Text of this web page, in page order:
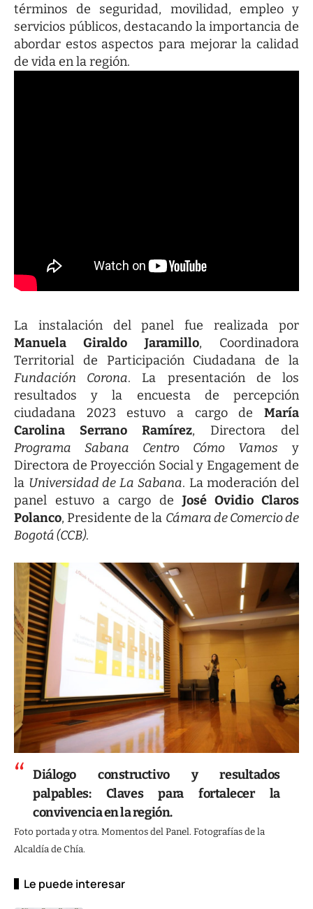
términos de seguridad, movilidad, empleo y
servicios públicos, destacando la importancia de
abordar estos aspectos para mejorar la calidad
de vida en la región.
La instalación del panel fue realizada por
Manuela Giraldo Jaramillo, Coordinadora
Territorial de Participación Ciudadana de la
Fundación Corona. La presentación de los
resultados y la encuesta de percepción
ciudadana 2023 estuvo a cargo de María
Carolina Serrano Ramírez, Directora del
Programa Sabana Centro Cómo Vamos y
Directora de Proyección Social y Engagement de
la Universidad de La Sabana. La moderación del
panel estuvo a cargo de José Ovidio Claros
Polanco, Presidente de la Cámara de Comercio de
Bogotá (CCB).
Diálogo constructivo y resultados
palpables: Claves para fortalecer la
convivencia en la región.
Foto portada y otra. Momentos del Panel. Fotografías de la
Alcaldía de Chía.
Le puede interesar